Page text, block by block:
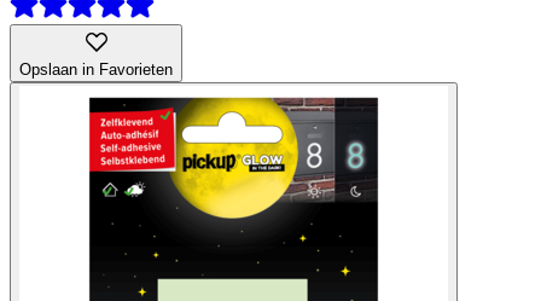
Opslaan in Favorieten